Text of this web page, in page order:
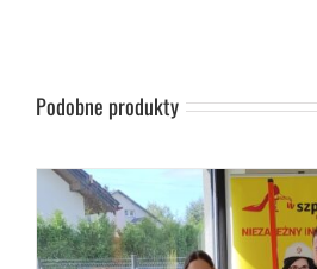
Podobne produkty